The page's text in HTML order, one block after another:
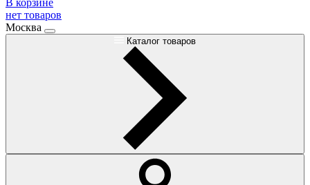
В корзине
нет товаров
Москва
Каталог товаров